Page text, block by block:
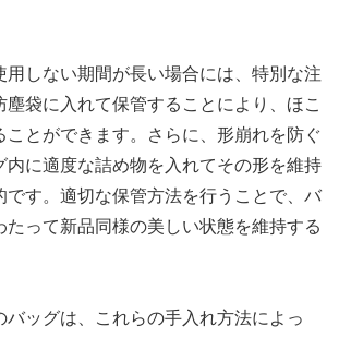
用しない期間が長い場合には、特別な注
塵袋に入れて保管することにより、ほこ
ことができます。さらに、形崩れを防ぐ
内に適度な詰め物を入れてその形を維持
です。適切な保管方法を行うことで、バ
たって新品同様の美しい状態を維持する
バッグは、これらの手入れ方法によっ